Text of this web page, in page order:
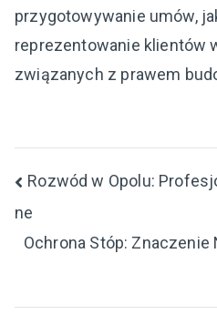
przygotowywanie umów,
reprezentowanie klientów
związanych z prawem
Nawigacja
wpisu
Rozwód w Opolu:
ne
Ochrona Stóp: